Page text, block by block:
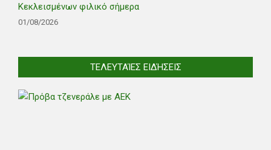
Κεκλεισμένων φιλικό σήμερα
01/08/2026
ΤΕΛΕΥΤΑΊΕΣ ΕΙΔΉΣΕΙΣ